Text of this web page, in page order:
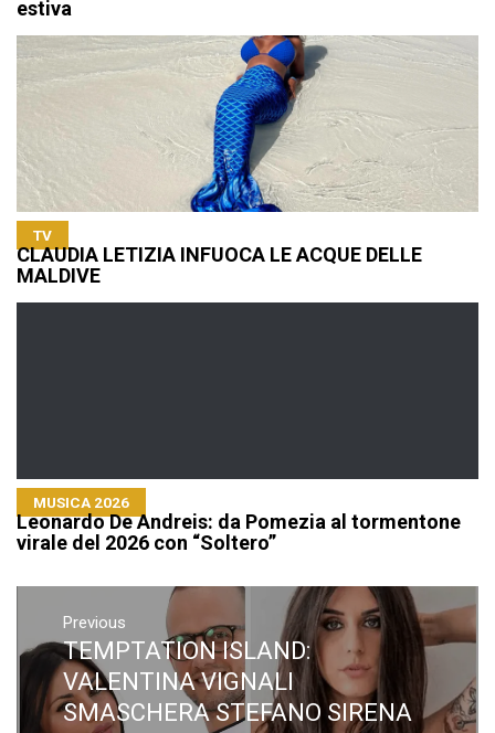
estiva
TV
CLAUDIA LETIZIA INFUOCA LE ACQUE DELLE
MALDIVE
MUSICA 2026
Leonardo De Andreis: da Pomezia al tormentone
virale del 2026 con “Soltero”
Navigazione
articoli
Previous
Previous
post:
TEMPTATION ISLAND:
VALENTINA VIGNALI
SMASCHERA STEFANO SIRENA